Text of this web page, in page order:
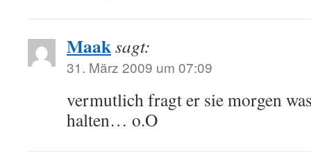
Maaksagt:
31. März 2009 um 07:09
vermutlich fragt er sie morgen
halten… o.O